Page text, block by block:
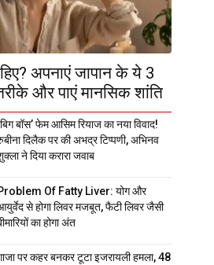
अपनाएं जापान के ये 3
और पाएं मानसिक शांति
बॉस’ फेम आसिम रियाज का नया विवाद!
दिलैक पर की अभद्र टिप्पणी, अभिनव
ने दिया करारा जवाब
Of Fatty Liver: योग और
से होगा लिवर मजबूत, फैटी लिवर जैसी
का होगा अंत
पर कहर बनकर टूटा इजरायली हमला, 48